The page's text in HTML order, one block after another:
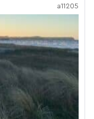
a11205